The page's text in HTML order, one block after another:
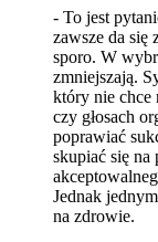
- To jest
zawsze da się
sporo. W
zmniejszają.
który nie chce
czy głosach
poprawiać
skupiać się na
Jednak
na zdrowie.